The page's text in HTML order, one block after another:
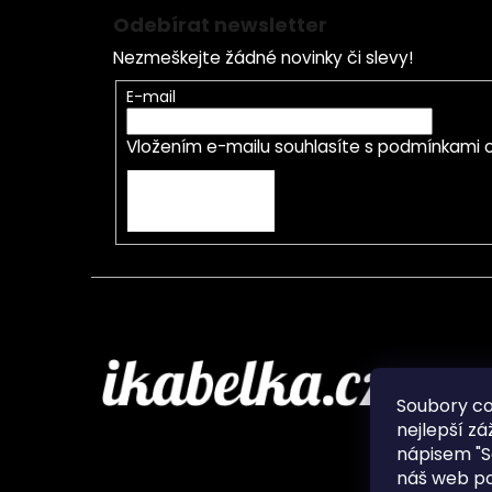
Soubory
nejlepší
nápisem
náš web
Odebírat newsletter
Nezmeškejte žádné novinky či slevy!
E-mail
Vložením e-mailu souhlasíte s podmínkami
O nás
Často